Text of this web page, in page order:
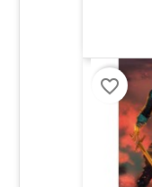
favorite_border